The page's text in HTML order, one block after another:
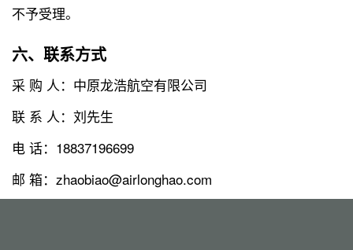
不予受理。
六、联系方式
采 购 人：中原龙浩航空有限公司
联 系 人：刘先生
电 话：18837196699
邮 箱：zhaobiao@airlonghao.com